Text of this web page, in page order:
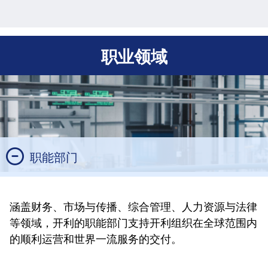
职业领域
职能部门
涵盖财务、市场与传播、综合管理、人力资源与法律
等领域，开利的职能部门支持开利组织在全球范围内
的顺利运营和世界一流服务的交付。